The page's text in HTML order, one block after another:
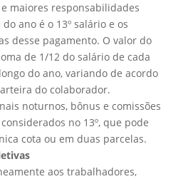
maiores responsabilidades
ano é o 13º salário e os
desse pagamento. O valor do
de 1/12 do salário de cada
do ano, variando de acordo
do colaborador.
noturnos, bônus e comissões
no 13º, que pode
cota ou em duas parcelas.
aos trabalhadores,